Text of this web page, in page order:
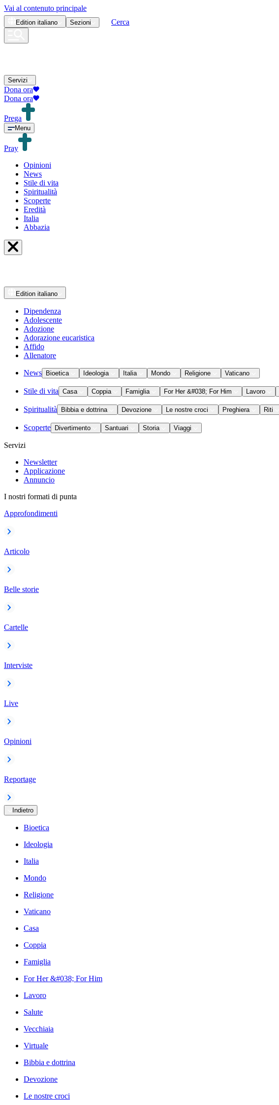
Vai al contenuto principale
Edition italiano Sezioni Cerca
Servizi
Dona ora
Dona ora
Prega
Menu
Pray
Opinioni
News
Stile di vita
Spiritualità
Scoperte
Eredità
Italia
Abbazia
Edition italiano
Dipendenza
Adolescente
Adozione
Adorazione eucaristica
Affido
Allenatore
News Bioetica Ideologia Italia Mondo Religione Vaticano
Stile di vita Casa Coppia Famiglia For Her &#038; For Him Lavoro
Spiritualità Bibbia e dottrina Devozione Le nostre croci Preghiera Riti
Scoperte Divertimento Santuari Storia Viaggi
Servizi
Newsletter
Applicazione
Annuncio
I nostri formati di punta
Approfondimenti
Articolo
Belle storie
Cartelle
Interviste
Live
Opinioni
Reportage
Indietro
Bioetica
Ideologia
Italia
Mondo
Religione
Vaticano
Casa
Coppia
Famiglia
For Her &#038; For Him
Lavoro
Salute
Vecchiaia
Virtuale
Bibbia e dottrina
Devozione
Le nostre croci